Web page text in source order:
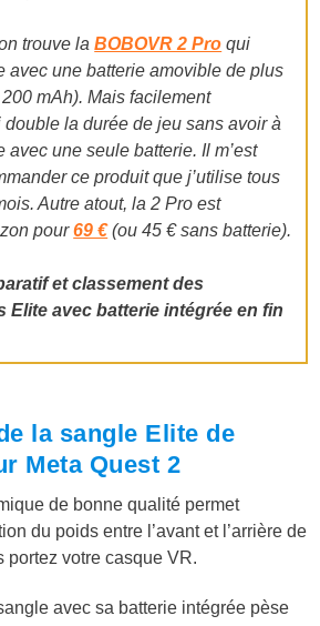
trouve laBOBOVR 2 Pro qui
avec une batterie amovible de plus
mAh). Mais facilement
la durée de jeu sans avoir à
avec une seule batterie. Il m’est
ce produit que j’utilise tous
Autre atout, la 2 Pro est
pour69 €(ou 45 € sans batterie).
et classement des
Elite avec batterie intégrée en fin
la sangle Elite de
Meta Quest 2
de bonne qualité permet
du poids entre l’avant et l’arrière de
portez votre casque VR.
avec sa batterie intégrée pèse